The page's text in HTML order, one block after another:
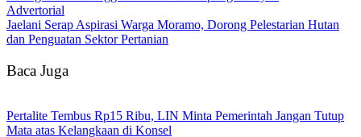
Advertorial
Jaelani Serap Aspirasi Warga Moramo, Dorong Pelestarian Hutan
dan Penguatan Sektor Pertanian
Baca Juga
‎Pertalite Tembus Rp15 Ribu, LIN Minta Pemerintah Jangan Tutup
Mata atas Kelangkaan di Konsel